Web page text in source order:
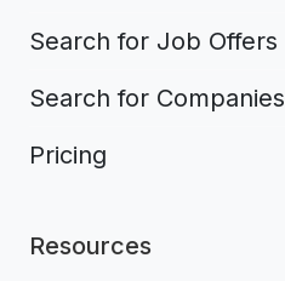
Search for Job Offers
Search for Companies
Pricing
Resources